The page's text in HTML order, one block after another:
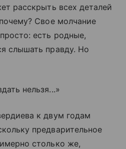
расскрыть всех деталей
Свое молчание
есть родные,
слышать правду. Но
нельзя...»
к двум годам
предварительное
столько же,